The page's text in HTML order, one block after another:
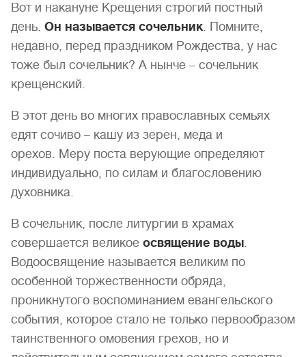
Вот и накануне Крещения строгий постный
день. Он называется сочельник. Помните,
недавно, перед праздником Рождества, у нас
тоже был сочельник? А нынче – сочельник
крещенский.
В этот день во многих православных семьях
едят сочиво – кашу из зерен, меда и
орехов. Меру поста верующие определяют
индивидуально, по силам и благословению
духовника.
В сочельник, после литургии в храмах
совершается великое освящение воды.
Водоосвящение называется великим по
особенной торжественности обряда,
проникнутого воспоминанием евангельского
события, которое стало не только первообразом
таинственного омовения грехов, но и